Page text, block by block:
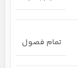
تمام فصول